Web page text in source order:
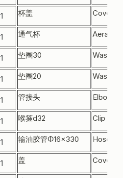
1 杯盖 Cover
1 通气杯 Aerating
1 垫圈30 Washer
1 垫圈20 Washer
1 管接头 Elbow
1 喉箍d32 Clip
1 输油胶管Φ16×330 Hose
1 盖 Cover